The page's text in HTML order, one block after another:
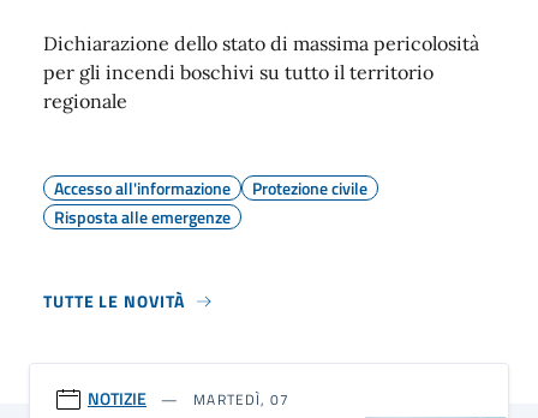
Dichiarazione dello stato di massima pericolosità
per gli incendi boschivi su tutto il territorio
regionale
Accesso all'informazione
Protezione civile
Risposta alle emergenze
TUTTE LE NOVITÀ
NOTIZIE
MARTEDÌ, 07